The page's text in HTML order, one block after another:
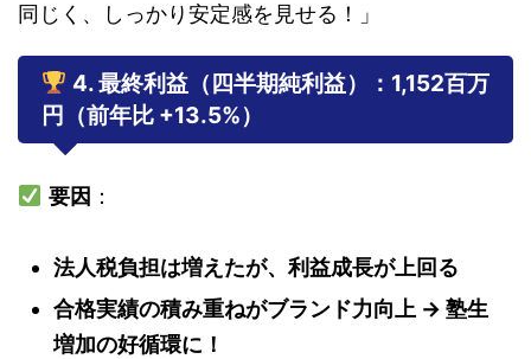
同じく、しっかり安定感を見せる！」
4. 最終利益（四半期純利益）：1,152百万
円（前年比 +13.5%）
要因 ：
法人税負担は増えたが、利益成長が上回る
合格実績の積み重ねがブランド力向上 → 塾生
増加の好循環に！